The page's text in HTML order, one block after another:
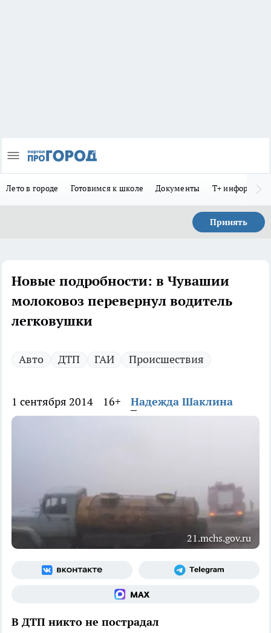
Лето в городе Готовимся к школе Документы Т+
Принять
Новые подробности: в Чувашии
молоковоз перевернул водитель
легковушки
Авто ДТП ГАИ Происшествия
1 сентября 2014 16+ Надежда Шаклина
21.mchs.gov.ru
В ДТП никто не пострадал